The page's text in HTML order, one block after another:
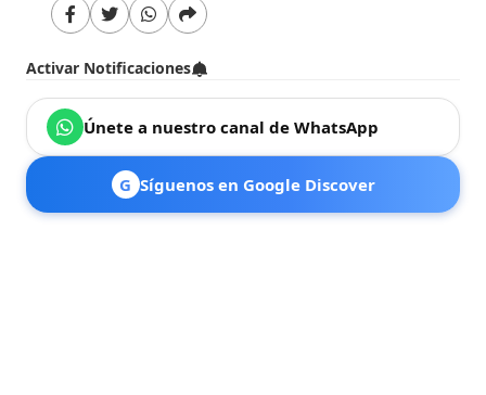
Activar Notificaciones
Únete a nuestro canal de WhatsApp
G Síguenos en Google Discover